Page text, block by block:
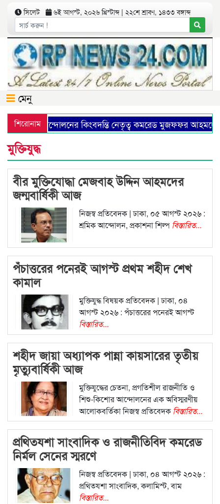
সিলেট ৬ই আগস্ট, ২০২৬ খ্রিস্টাব্দ | ২২শে শ্রাবণ, ১৪৩৩ বঙ্গাব্দ
মেনু
শিরোনামআন্দোলনের কিংবদন্তি নেতৃত্ব কমরেড মুজফ্ফর আহমদের
মুক্তিযুদ্ধ
বীর মুক্তিযোদ্ধা মেজবাহ উদ্দিন আহমদের
জন্মবার্ষিকী আজ
নিজস্ব প্রতিবেদক | ঢাকা, ০৫ আগস্ট ২০২৬ :
শ্রমিক আন্দোলন, প্রকাশনা শিল্প বিস্তারিত...
পঁচাত্তরের পনেরই আগস্ট প্রথম শহীদ শেখ
কামাল
মুক্তিযুদ্ধ বিষয়ক প্রতিবেদক | ঢাকা, ০৪
আগস্ট ২০২৬ : পঁচাত্তরের পনেরই আগস্ট
বিস্তারিত...
শহীদ জায়া অধ্যাপক পান্না কায়সারের তৃতীয়
মৃত্যুবার্ষিকী আজ
মুক্তিযুদ্ধের চেতনা, প্রগতিশীল রাজনীতি ও
শিশু-কিশোর আন্দোলনের এক অবিস্মরণীয়
আলোকবর্তিকা নিজস্ব প্রতিবেদকবিস্তারিত...
প্রথিতযশা সাংবাদিক ও রাজনীতিবিদ কমরেড
নির্মল সেনের স্মরণে
নিজস্ব প্রতিবেদক | ঢাকা, ০৪ আগস্ট ২০২৬ :
প্রথিতযশা সাংবাদিক, কলামিস্ট, বাম
বিস্তারিত...